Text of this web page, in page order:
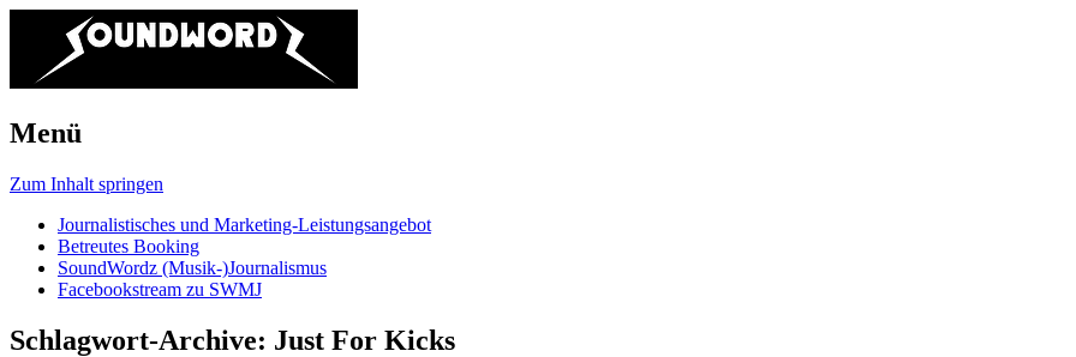
Menü
Zum Inhalt springen
Journalistisches und Marketing-Leistungsangebot
Betreutes Booking
SoundWordz (Musik-)Journalismus
Facebookstream zu SWMJ
Schlagwort-Archive: Just For Kicks